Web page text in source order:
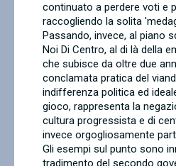
continuato a perdere voti e
raccogliendo la solita
Passando, invece, al piano
Noi Di Centro, al di là della
che subisce da oltre due
conclamata pratica del
indifferenza politica ed
gioco, rappresenta la
cultura progressista e di
invece orgogliosamente
Gli esempi sul punto sono
tradimento del secondo